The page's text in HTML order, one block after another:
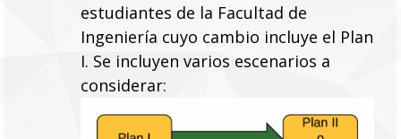
estudiantes de la Facultad de
Ingeniería cuyo cambio incluye el Plan
I. Se incluyen varios escenarios a
considerar: